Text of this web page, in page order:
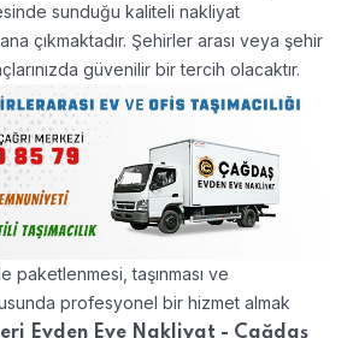
sunduğu kaliteli nakliyat
çıkmaktadır. Şehirler arası veya şehir
güvenilir bir tercih olacaktır.
paketlenmesi, taşınması ve
profesyonel bir hizmet almak
Evden Eve Nakliyat - Çağdaş